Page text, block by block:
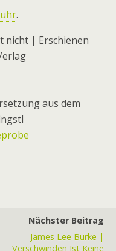
.
nicht | Erschienen
aus dem
Nächster Beitrag
James Lee Burke |
Verschwinden Ist Keine